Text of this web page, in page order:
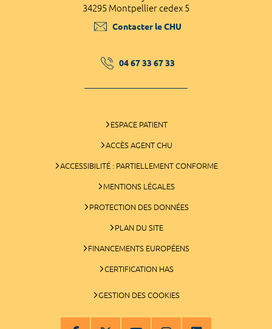
34295 Montpellier cedex 5
Contacter le CHU
04 67 33 67 33
ESPACE PATIENT
ACCÈS AGENT CHU
ACCESSIBILITÉ : PARTIELLEMENT CONFORME
MENTIONS LÉGALES
PROTECTION DES DONNÉES
PLAN DU SITE
FINANCEMENTS EUROPÉENS
CERTIFICATION HAS
GESTION DES COOKIES